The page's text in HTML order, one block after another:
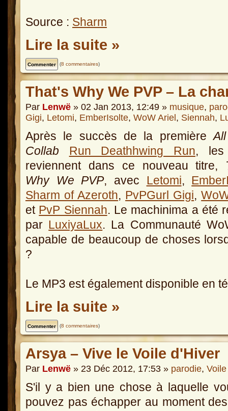
Source : Sharm
Lire la suite »
(8 commentaires)
That's Why We PVP – La
Par Lenwë » 02 Jan 2013, 12:49 » musique,
Gigi, Letomi, EmberIsolte, WoW Ariel , Siennah,
Après le succès de la première
Collab
Run Deathhwing Run, les
reviennent dans ce nouveau titre,
Why We PVP, avec Letomi,
Sharm of Azeroth, PvPGurl Gigi,
et PvP Siennah. Le machinima a été
par LuxiyaLux. La Communauté
capable de beaucoup de choses
?
Le MP3 est également disponible en
Lire la suite »
(8 commentaires)
Arsya – Vive le Voile d'Hiver
Par Lenwë » 23 Déc 2012, 17:53 » parodie,
S'il y a bien une chose à laquelle
pouvez pas échapper au moment